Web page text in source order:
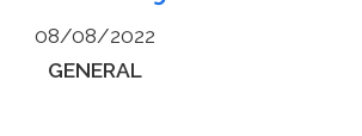
08/08/2022
Categories
GENERAL